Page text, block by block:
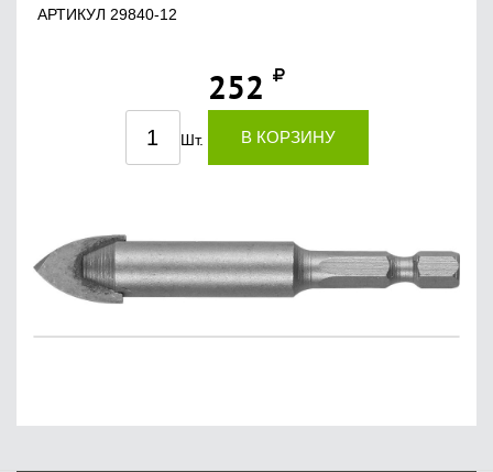
АРТИКУЛ 29840-12
252
Шт. В КОРЗИНУ